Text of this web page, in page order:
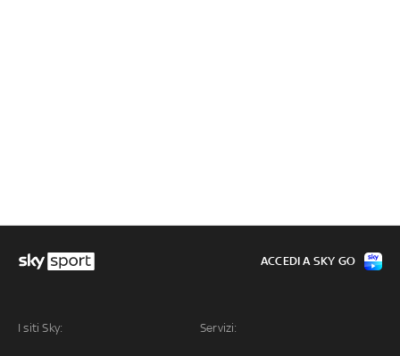
I siti Sky: Servizi:
ACCEDI A SKY GO